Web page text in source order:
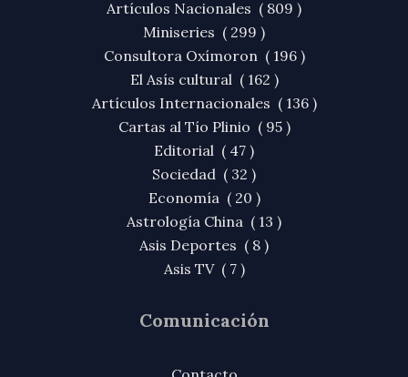
Artículos Nacionales ( 809 )
Miniseries ( 299 )
Consultora Oxímoron ( 196 )
El Asís cultural ( 162 )
Artículos Internacionales ( 136 )
Cartas al Tío Plinio ( 95 )
Editorial ( 47 )
Sociedad ( 32 )
Economía ( 20 )
Astrología China ( 13 )
Asis Deportes ( 8 )
Asis TV ( 7 )
Comunicación